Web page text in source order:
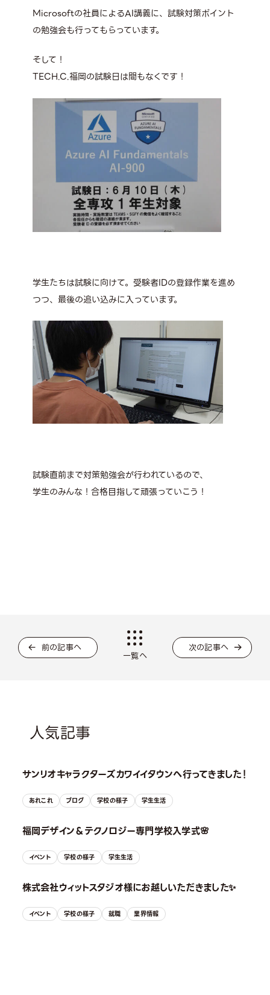
Microsoftの社員によるAI講義に、試験対策ポイント
の勉強会も行ってもらっています。
そして！
TECH.C.福岡の試験日は間もなくです！
学生たちは試験に向けて。受験者IDの登録作業を進め
つつ、最後の追い込みに入っています。
試験直前まで対策勉強会が行われているので、
学生のみんな！合格目指して頑張っていこう！
前の記事へ
一覧へ
次の記事へ
人気記事
サンリオキャラクターズカワイイタウンへ行ってきました！
あれこれ ブログ 学校の様子 学生生活
福岡デザイン＆テクノロジー専門学校入学式🌸
イベント 学校の様子 学生生活
株式会社ウィットスタジオ様にお越しいただきました✨
イベント 学校の様子 就職 業界情報